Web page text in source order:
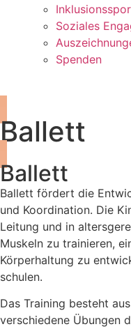
Soziales
Spenden
Ballett
Ballett
Ballett fördert die
und Koordination. Die
Leitung und in
Muskeln zu trainieren,
Körperhaltung zu
schulen.
Das Training besteht
verschiedene Übungen